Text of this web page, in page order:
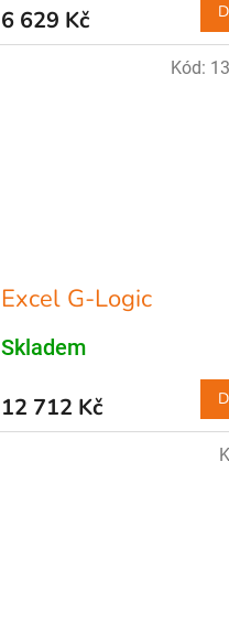
6 629 Kč
Excel G-Logic
Skladem
12 712 Kč
Kód: